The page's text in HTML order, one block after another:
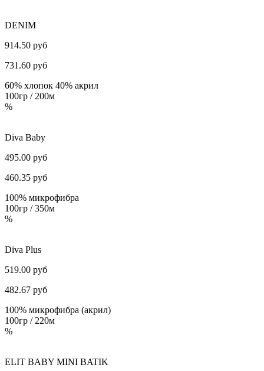
DENIM
914.50 руб
731.60 руб
60% хлопок 40% акрил
100гр / 200м
%
Diva Baby
495.00 руб
460.35 руб
100% микрофибра
100гр / 350м
%
Diva Plus
519.00 руб
482.67 руб
100% микрофибра (акрил)
100гр / 220м
%
ELIT BABY MINI BATIK